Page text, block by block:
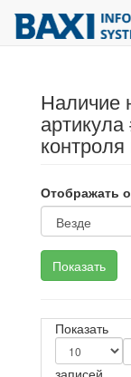
Наличие
Отображать
Показать
записей